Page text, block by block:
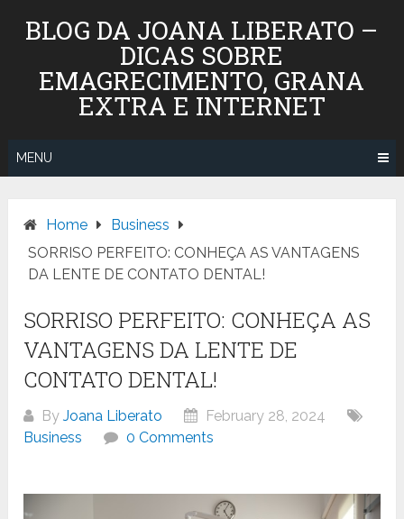
BLOG DA JOANA LIBERATO –
DICAS SOBRE
EMAGRECIMENTO, GRANA
EXTRA E INTERNET
MENU
Home
Business
SORRISO PERFEITO: CONHEÇA AS VANTAGENS
DA LENTE DE CONTATO DENTAL!
SORRISO PERFEITO: CONHEÇA AS
VANTAGENS DA LENTE DE
CONTATO DENTAL!
ByJoana Liberato
February 28, 2024
Business
0 Comments